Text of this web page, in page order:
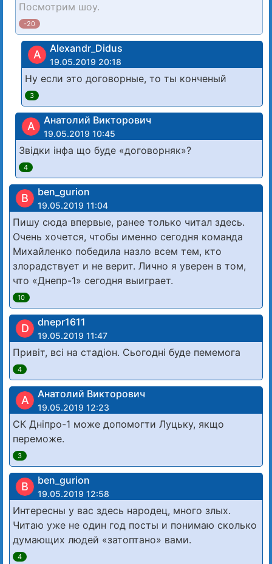
Посмотрим шоу.
-20
A Alexandr_Didus
19.05.2019 20:18
Ну если это договорные, то ты конченый
3
А Анатолий Викторович
19.05.2019 10:45
Звідки інфа що буде «договорняк»?
4
B ben_gurion
19.05.2019 11:04
Пишу сюда впервые, ранее только читал здесь.
Очень хочется, чтобы именно сегодня команда
Михайленко победила назло всем тем, кто
злорадствует и не верит. Лично я уверен в том,
что «Днепр-1» сегодня выиграет.
10
D dnepr1611
19.05.2019 11:47
Привіт, всі на стадіон. Сьогодні буде пемемога
4
А Анатолий Викторович
19.05.2019 12:23
СК Дніпро-1 може допомогти Луцьку, якщо
переможе.
3
B ben_gurion
19.05.2019 12:58
Интересны у вас здесь народец, много злых.
Читаю уже не один год посты и понимаю сколько
думающих людей «затоптано» вами.
4